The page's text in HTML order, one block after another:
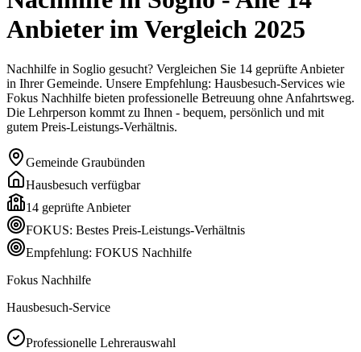
Anbieter im Vergleich 2025
Nachhilfe in Soglio gesucht? Vergleichen Sie 14 geprüfte Anbieter
in Ihrer Gemeinde. Unsere Empfehlung: Hausbesuch-Services wie
Fokus Nachhilfe bieten professionelle Betreuung ohne Anfahrtsweg.
Die Lehrperson kommt zu Ihnen - bequem, persönlich und mit
gutem Preis-Leistungs-Verhältnis.
Gemeinde Graubünden
Hausbesuch verfügbar
14 geprüfte Anbieter
FOKUS: Bestes Preis-Leistungs-Verhältnis
Empfehlung: FOKUS Nachhilfe
Fokus Nachhilfe
Hausbesuch-Service
Professionelle Lehrerauswahl